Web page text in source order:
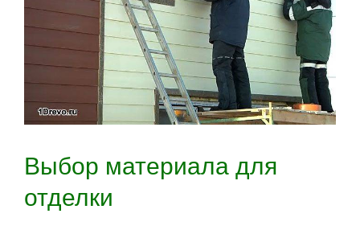
Выбор материала для
отделки